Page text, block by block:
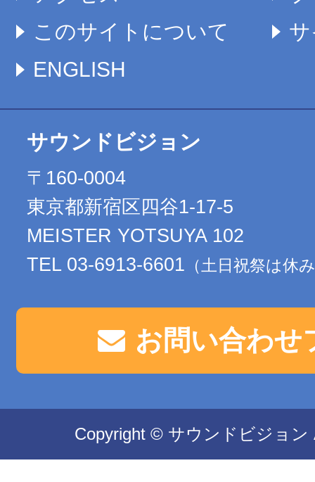
このサイトについて
ENGLISH
サウンドビジョン
〒160-0004
東京都新宿区四谷1-17-5
MEISTER YOTSUYA 102
TEL 03-6913-6601 （土日祝祭は休
お問い合わせ
Copyright © サウンドビジョン